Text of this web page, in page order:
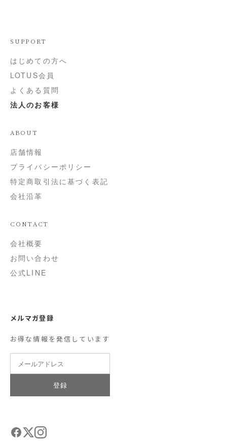
SUPPORT
はじめての方へ
LOTUS会員
よくある質問
法人のお客様
ABOUT
店舗情報
プライバシーポリシー
特定商取引法に基づく表記
会社沿革
CONTACT
会社概要
お問い合わせ
公式LINE
メルマガ登録
お得な情報を発信しています
登録